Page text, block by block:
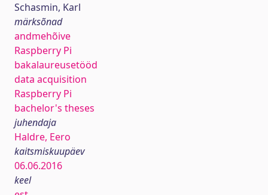
Schasmin, Karl
märksõnad
andmehõive
Raspberry Pi
bakalaureusetööd
data acquisition
Raspberry Pi
bachelor's theses
juhendaja
Haldre, Eero
kaitsmiskuupäev
06.06.2016
keel